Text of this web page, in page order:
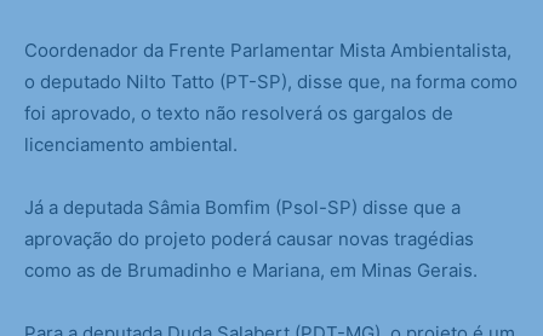
Coordenador da Frente Parlamentar Mista Ambientalista,
o deputado Nilto Tatto (PT-SP), disse que, na forma como
foi aprovado, o texto não resolverá os gargalos de
licenciamento ambiental.
Já a deputada Sâmia Bomfim (Psol-SP) disse que a
aprovação do projeto poderá causar novas tragédias
como as de Brumadinho e Mariana, em Minas Gerais.